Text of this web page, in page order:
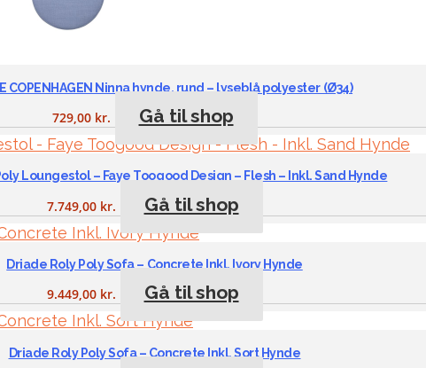
COPENHAGEN Ninna hynde, rund – lyseblå polyester (Ø34)
729,00 kr. Gå til shop
Loungestol – Faye Toogood Design – Flesh – Inkl. Sand Hynde
7.749,00 kr. Gå til shop
Driade Roly Poly Sofa – Concrete Inkl. Ivory Hynde
9.449,00 kr. Gå til shop
Driade Roly Poly Sofa – Concrete Inkl. Sort Hynde